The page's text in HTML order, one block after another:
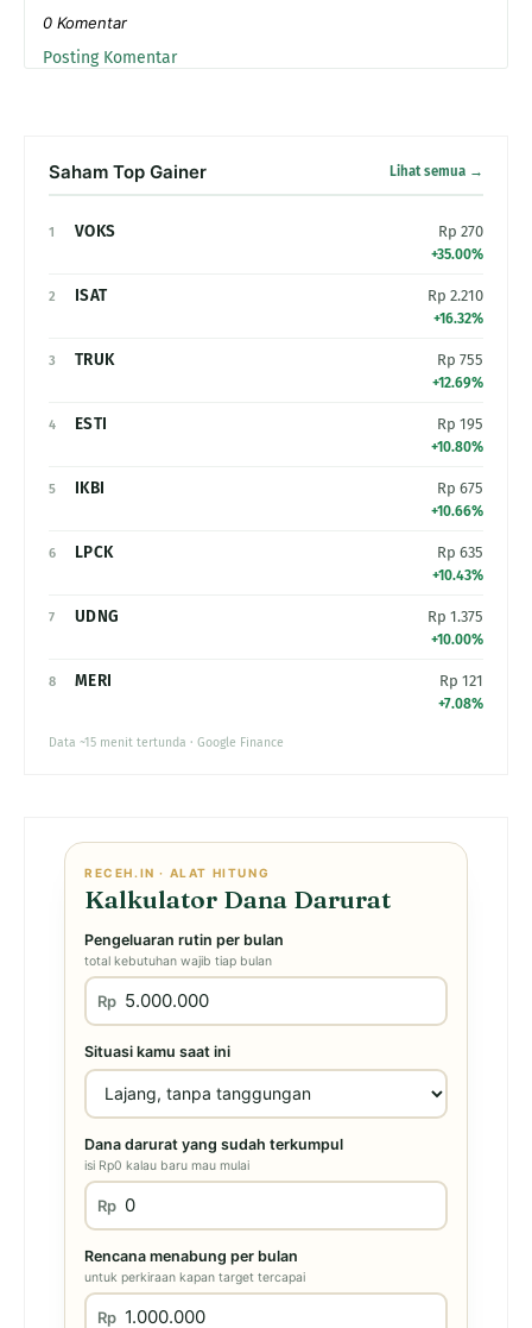
0 Komentar
Posting Komentar
Saham Top Gainer Lihat semua →
1 VOKS Rp 270
+35.00%
2 ISAT Rp 2.210
+16.32%
3 TRUK Rp 755
+12.69%
4 ESTI Rp 195
+10.80%
5 IKBI Rp 675
+10.66%
6 LPCK Rp 635
+10.43%
7 UDNG Rp 1.375
+10.00%
8 MERI Rp 121
+7.08%
Data ~15 menit tertunda · Google Finance
RECEH.IN · ALAT HITUNG
Kalkulator Dana Darurat
Pengeluaran rutin per bulan
total kebutuhan wajib tiap bulan
Rp
Situasi kamu saat ini
Dana darurat yang sudah terkumpul
isi Rp0 kalau baru mau mulai
Rp
Rencana menabung per bulan
untuk perkiraan kapan target tercapai
Rp